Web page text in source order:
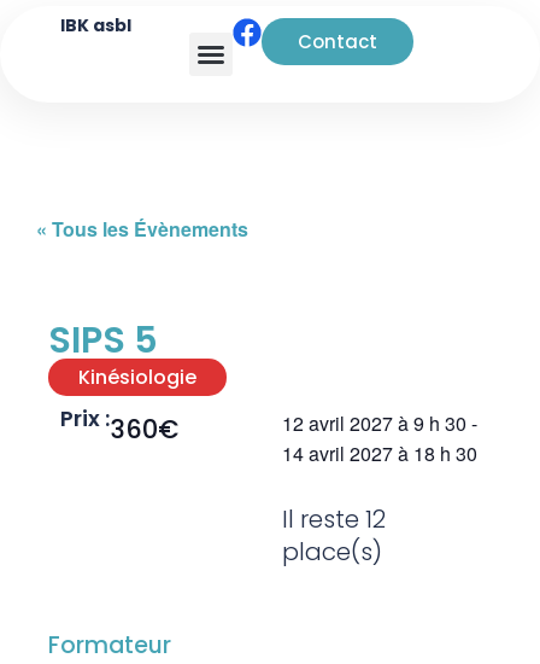
IBK asbl
Contact
« Tous les Évènements
SIPS 5
Kinésiologie
Prix :360€ 12 avril 2027à9 h 30 -
14 avril 2027à 18 h 30
Il reste 12
place(s)
Formateur